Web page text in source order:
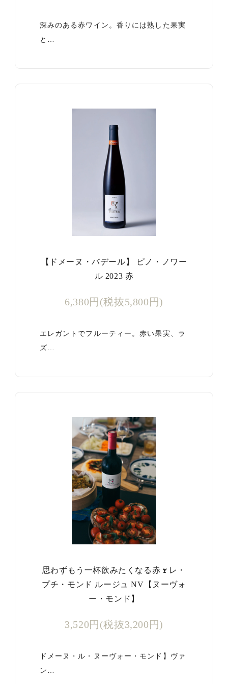
深みのある赤ワイン。香りには熟した果実
と…
【ドメーヌ・バデール】 ピノ・ノワー
ル 2023 赤
6,380円(税抜5,800円)
エレガントでフルーティー。赤い果実、ラ
ズ…
思わずもう一杯飲みたくなる赤🍷レ・
プチ・モンド ルージュ NV【ヌーヴォ
ー・モンド】
3,520円(税抜3,200円)
ドメーヌ・ル・ヌーヴォー・モンド】ヴァ
ン…